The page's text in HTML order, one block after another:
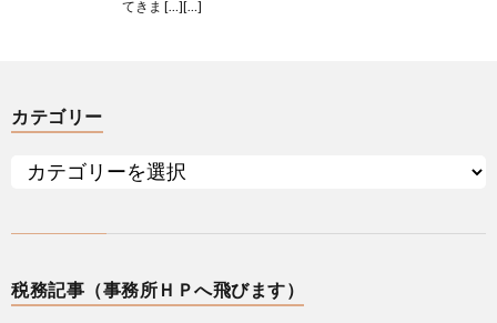
てきま […][…]
カテゴリー
税務記事（事務所ＨＰへ飛びます）